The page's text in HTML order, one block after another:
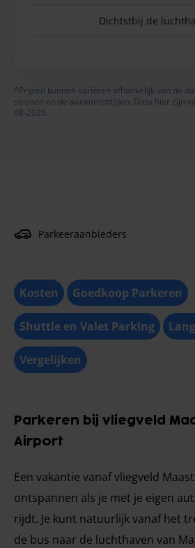
Dichtstbij de
*Prijzen kunnen variëren afhankelijk van de
seizoen en de aankomsttijden. Data hier zijn
08-2026.
Parkeeraanbieders
Kosten Goedkoop Parkeren
Shuttle en Valet Parking
Vergelijken
Parkeren bij vliegveld
Airport
Een vakantie vanaf vliegveld
ontspannen als je met je eigen
rijdt. Je kunt natuurlijk vanaf het
de bus naar de luchthaven van